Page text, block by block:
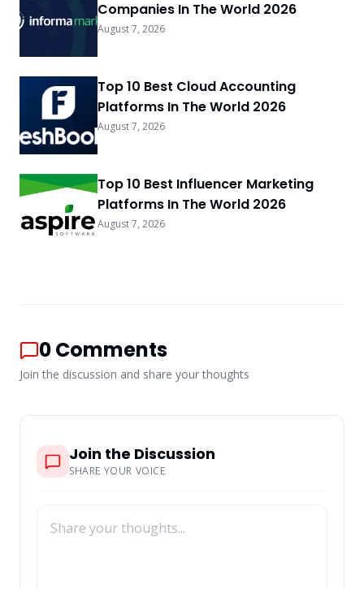
Companies In The World 2026
August 7, 2026
Top 10 Best Cloud Accounting
Platforms In The World 2026
August 7, 2026
Top 10 Best Influencer Marketing
Platforms In The World 2026
August 7, 2026
0Comments
Join the discussion and share your thoughts
Join the Discussion
SHARE YOUR VOICE